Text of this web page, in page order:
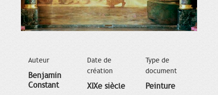
Auteur
Benjamin
Constant
Date de
création
XIXe siècle
Type de
document
Peinture